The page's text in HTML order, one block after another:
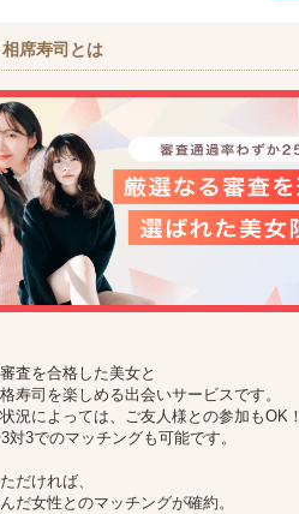
相席寿司とは
査を合格した美女と
寿司を楽しめる出会いサービスです。
況によっては、ご友人様との参加もOK！
3でのマッチングも可能です。
だければ、
だ女性とのマッチングが確約。